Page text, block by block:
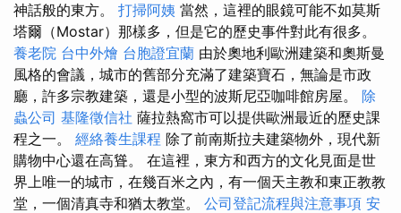
神話般的東方。 打掃阿姨 當然，這裡的眼鏡可能不如莫斯
塔爾（Mostar）那樣多，但是它的歷史事件對此有很多。
養老院 台中外燴 台胞證宜蘭 由於奧地利歐洲建築和奧斯曼
風格的會議，城市的舊部分充滿了建築寶石，無論是市政
廳，許多宗教建築，還是小型的波斯尼亞咖啡館房屋。 除
蟲公司 基隆徵信社 薩拉熱窩市可以提供歐洲最近的歷史課
程之一。 經絡養生課程 除了前南斯拉夫建築物外，現代新
購物中心還在高聳。 在這裡，東方和西方的文化見面是世
界上唯一的城市，在幾百米之內，有一個天主教和東正教教
堂，一個清真寺和猶太教堂。 公司登記流程與注意事項 安